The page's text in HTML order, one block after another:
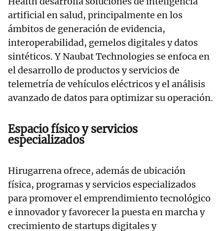
artificial en salud, principalmente en los
ámbitos de generación de evidencia,
interoperabilidad, gemelos digitales y datos
sintéticos. Y Naubat Technologies se enfoca en
el desarrollo de productos y servicios de
telemetría de vehículos eléctricos y el análisis
avanzado de datos para optimizar su operación.
Espacio físico y servicios
especializados
Hirugarrena ofrece, además de ubicación
física, programas y servicios especializados
para promover el emprendimiento tecnológico
e innovador y favorecer la puesta en marcha y
crecimiento de startups digitales y